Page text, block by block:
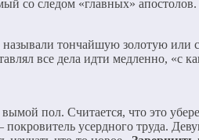
со следом «главных»
называли тончайшую золотую
все дела идти медленно, «с
пол. Считается, что это
усердного труда.